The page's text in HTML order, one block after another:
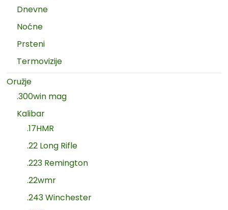
Dnevne
Noćne
Prsteni
Termovizije
Oružje
.300win mag
Kalibar
.17HMR
.22 Long Rifle
.223 Remington
.22wmr
.243 Winchester